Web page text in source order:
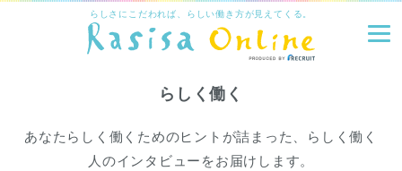
らしさにこだわれば、らしい働き方が見えてくる。
らしく働く
あなたらしく働くためのヒントが詰まった、らしく働く
人のインタビューをお届けします。